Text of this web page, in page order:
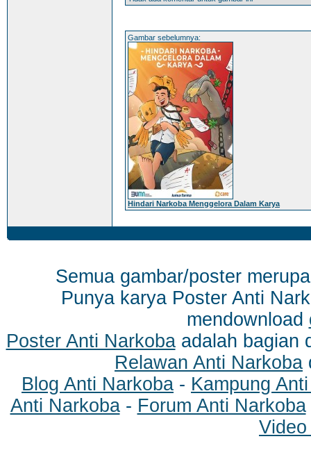
Gambar sebelumnya:
Hindari Narkoba Menggelora Dalam Karya
Semua gambar/poster
Punya karya Poster Anti
mendownload
Poster Anti Narkobaadalah bagian
Relawan Anti Narkoba
Blog Anti Narkoba - Kampung
Anti Narkoba- Forum Anti Narkoba